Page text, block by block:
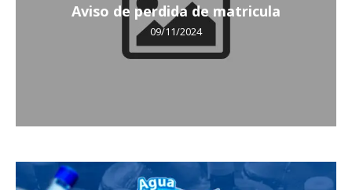
Aviso de perdida de matricula
09/11/2024